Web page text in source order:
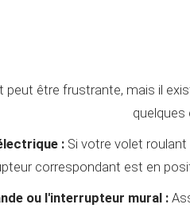
peut être frustrante, mais il
quelques
:Si votre volet roulant
correspondant est en
ou l'interrupteur mural :